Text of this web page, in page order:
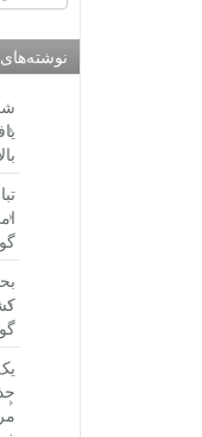
نوشته‌های